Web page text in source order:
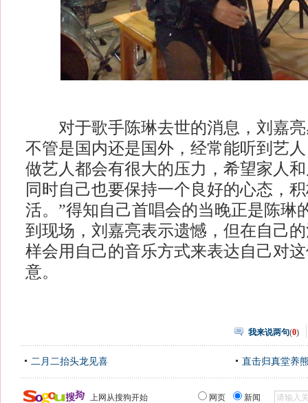
对于歌手陈琳去世的消息，刘嘉亮
不管是国内还是国外，经常能听到艺
做艺人都会有很大的压力，希望家人
同时自己也要保持一个良好的心态，
活。”得知自己首唱会的当晚正是陈琳
到现场，刘嘉亮表示遗憾，但在自己
样会用自己的音乐方式来表达自己对
意。
我来说两句(0)
二月二抬头龙见喜 直击归真堂养
上网从搜狗开始 网页 新闻